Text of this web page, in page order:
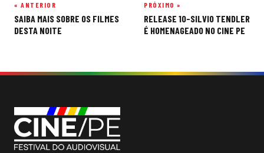
Navegação
de
« ANTERIOR
SAIBA MAIS SOBRE OS FILMES
DESTA NOITE
PRÓXIMO »
RELEASE 10-SILVIO TENDLER
É HOMENAGEADO NO CINE PE